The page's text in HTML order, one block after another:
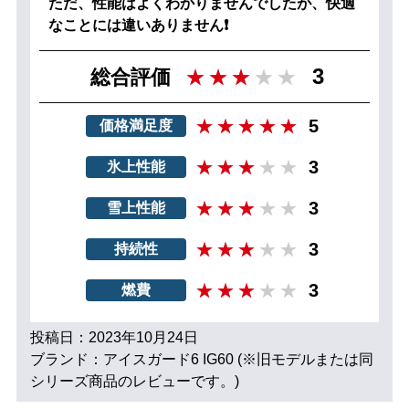
ただ、性能はよくわかりませんでしたが、快適
なことには違いありません❗
総合評価 3
価格満足度 5
氷上性能 3
雪上性能 3
持続性 3
燃費 3
投稿日：2023年10月24日
ブランド：アイスガード6 IG60 (※旧モデルまたは同
シリーズ商品のレビューです。)